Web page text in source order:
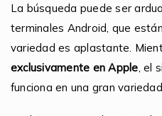
La búsqueda puede ser
terminales Android, que
variedad es aplastante.
exclusivamente en Apple , el
funciona en una gran